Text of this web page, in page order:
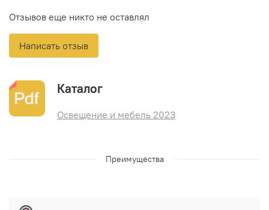
Отзывов еще никто не оставлял
Написать отзыв
Каталог
Освещение и мебель 2023
Преимущества